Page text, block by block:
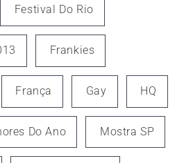
Festival Do Rio
Frankies
França Gay HQ
Do Ano Mostra SP